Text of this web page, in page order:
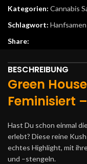
Kategorien: Cannabis
Schlagwort: Hanfsamen
Share:
BESCHREIBUNG
Green
Feminisiert
Hast Du schon einmal
erlebt? Diesereine Kush
echtes Highlight, mit ih
und –stengeln.